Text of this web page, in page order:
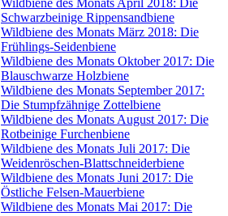
Wildbiene des Monats April 2018: Die
Schwarzbeinige Rippensandbiene
Wildbiene des Monats März 2018: Die
Frühlings-Seidenbiene
Wildbiene des Monats Oktober 2017: Die
Blauschwarze Holzbiene
Wildbiene des Monats September 2017:
Die Stumpfzähnige Zottelbiene
Wildbiene des Monats August 2017: Die
Rotbeinige Furchenbiene
Wildbiene des Monats Juli 2017: Die
Weidenröschen-Blattschneiderbiene
Wildbiene des Monats Juni 2017: Die
Östliche Felsen-Mauerbiene
Wildbiene des Monats Mai 2017: Die